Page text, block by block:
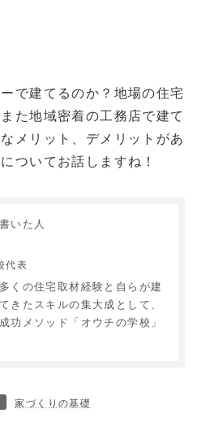
で建てるのか？地場の住宅
た地域密着の工務店で建て
メリット、デメリットがあ
ついてお話しますね！
いた人
代表
くの住宅取材経験と自らが建
きたスキルの集大成として、
功メソッド「オウチの学校」
家づくりの基礎